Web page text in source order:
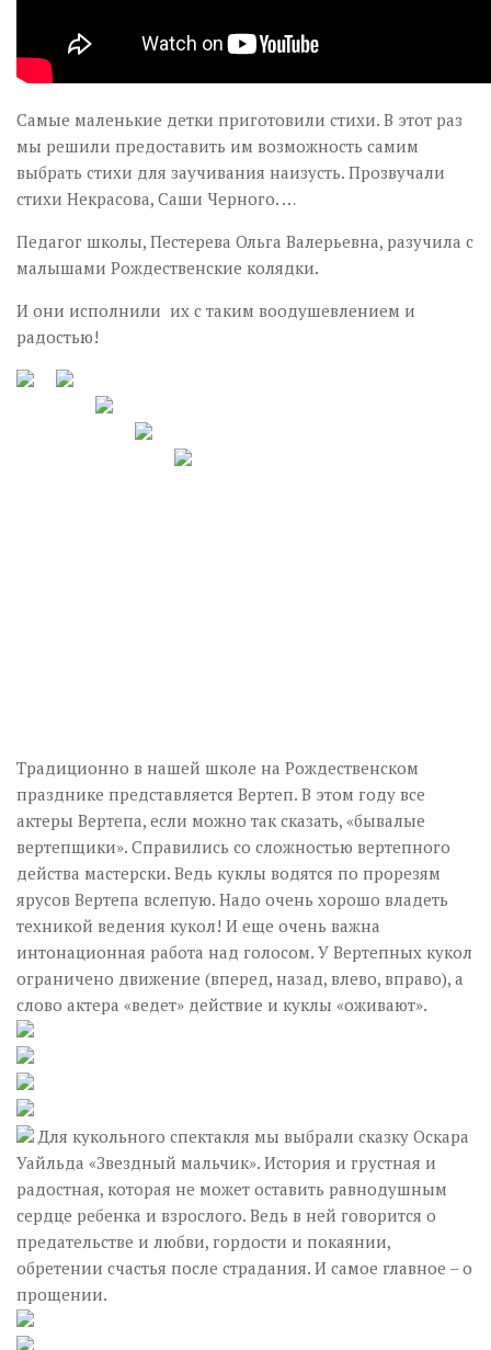
Самые маленькие детки приготовили стихи. В этот раз
мы решили предоставить им возможность самим
выбрать стихи для заучивания наизусть. Прозвучали
стихи Некрасова, Саши Черного. …
Педагог школы, Пестерева Ольга Валерьевна, разучила с
малышами Рождественские колядки.
И они исполнили их с таким воодушевлением и
радостью!
Традиционно в нашей школе на Рождественском
празднике представляется Вертеп. В этом году все
актеры Вертепа, если можно так сказать, «бывалые
вертепщики». Справились со сложностью вертепного
действа мастерски. Ведь куклы водятся по прорезям
ярусов Вертепа вслепую. Надо очень хорошо владеть
техникой ведения кукол! И еще очень важна
интонационная работа над голосом. У Вертепных кукол
ограничено движение (вперед, назад, влево, вправо), а
слово актера «ведет» действие и куклы «оживают».
Для кукольного спектакля мы выбрали сказку Оскара
Уайльда «Звездный мальчик». История и грустная и
радостная, которая не может оставить равнодушным
сердце ребенка и взрослого. Ведь в ней говорится о
предательстве и любви, гордости и покаянии,
обретении счастья после страдания. И самое главное – о
прощении.